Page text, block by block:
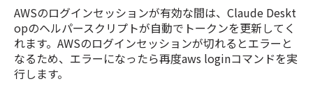
AWSのログインセッションが有効な間は、Claude Deskt
opのヘルパースクリプトが自動でトークンを更新してく
れます。AWSのログインセッションが切れるとエラーと
なるため、エラーになったら再度aws loginコマンドを実
行します。